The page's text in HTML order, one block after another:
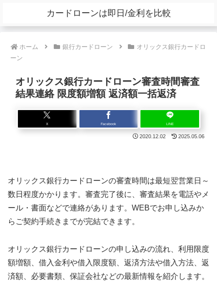
カードローンは即日/金利を比較
ホーム 銀行カードローン
オリックス銀行カードロ
ーン
オリックス銀行カードローン審査時間審査
結果連絡 限度額増額 返済額一括返済
X Facebook LINE
2020.12.02 2025.05.06
オリックス銀行カードローンの審査時間は最短翌営業日～
数日程度かかります。審査完了後に、審査結果を電話やメ
ール・書面などで連絡があります。WEBでお申し込みか
らご契約手続きまでが完結できます。
オリックス銀行カードローンの申し込みの流れ、利用限度
額増額、借入金利や借入限度額、返済方法や借入方法、返
済額、必要書類、保証会社などの最新情報を紹介します。